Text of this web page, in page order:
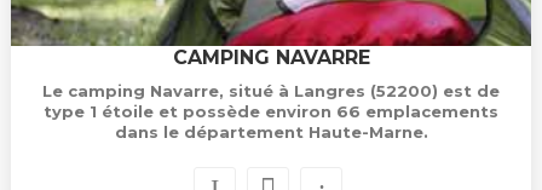
CAMPING NAVARRE
Le camping Navarre, situé à Langres (52200) est de
type 1 étoile et possède environ 66 emplacements
dans le département Haute-Marne.